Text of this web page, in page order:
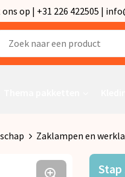
op | +31 226 422505 |
Zaklampen en